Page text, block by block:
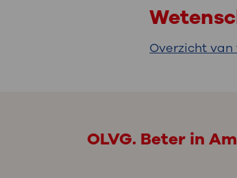
Overzicht
OLVG. Beter in